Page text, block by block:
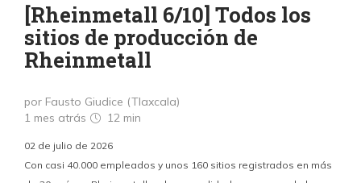
[Rheinmetall 6/10] Todos los
sitios de producción de
Rheinmetall
por Fausto Giudice (Tlaxcala)
1 mes atrás
12 min
02 de julio de 2026
Con casi 40.000 empleados y unos 160 sitios registrados en más